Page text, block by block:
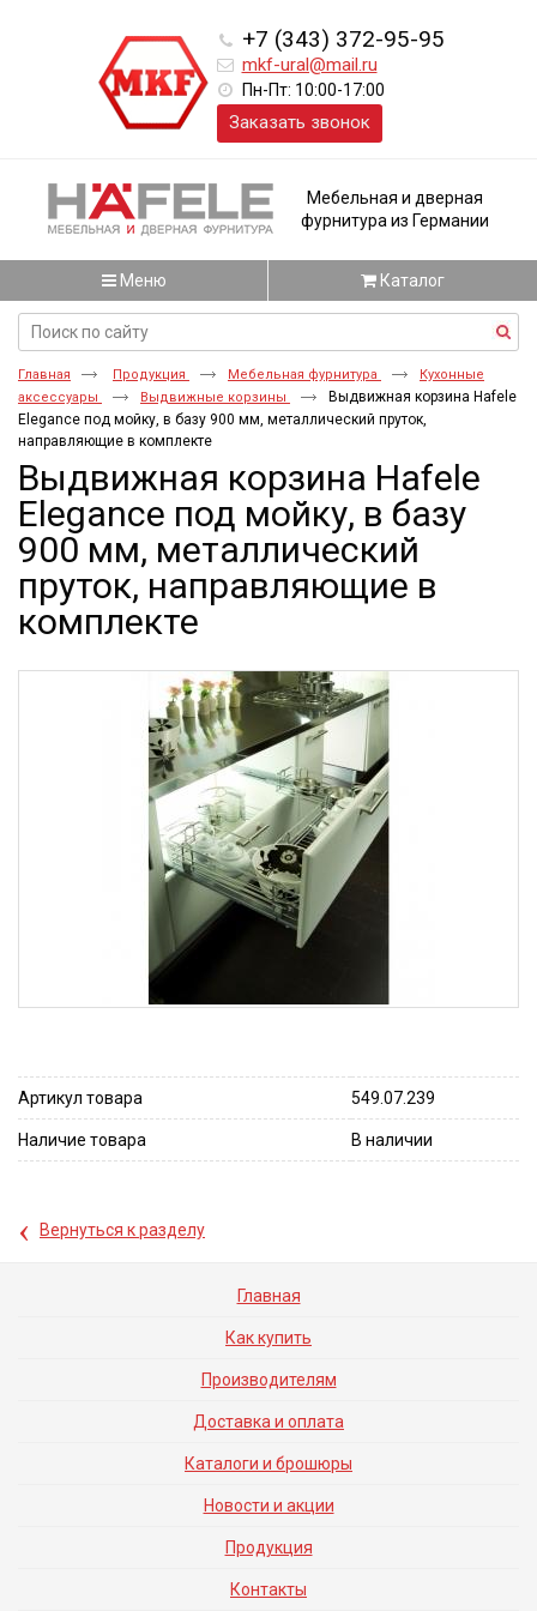
+7 (343) 372-95-95
mkf-ural@mail.ru
Пн-Пт: 10:00-17:00
Заказать звонок
Мебельная и дверная
фурнитура из Германии
Меню Каталог
Главная Продукция Мебельная фурнитура
Кухонные
аксессуары
Выдвижные корзины
Выдвижная корзина Hafele
Elegance под мойку, в базу 900 мм, металлический пруток,
направляющие в комплекте
Выдвижная корзина Hafele
Elegance под мойку, в базу
900 мм, металлический
пруток, направляющие в
комплекте
Артикул товара 549.07.239
Наличие товара В наличии
‹ Вернуться к разделу
Главная
Как купить
Производителям
Доставка и оплата
Каталоги и брошюры
Новости и акции
Продукция
Контакты